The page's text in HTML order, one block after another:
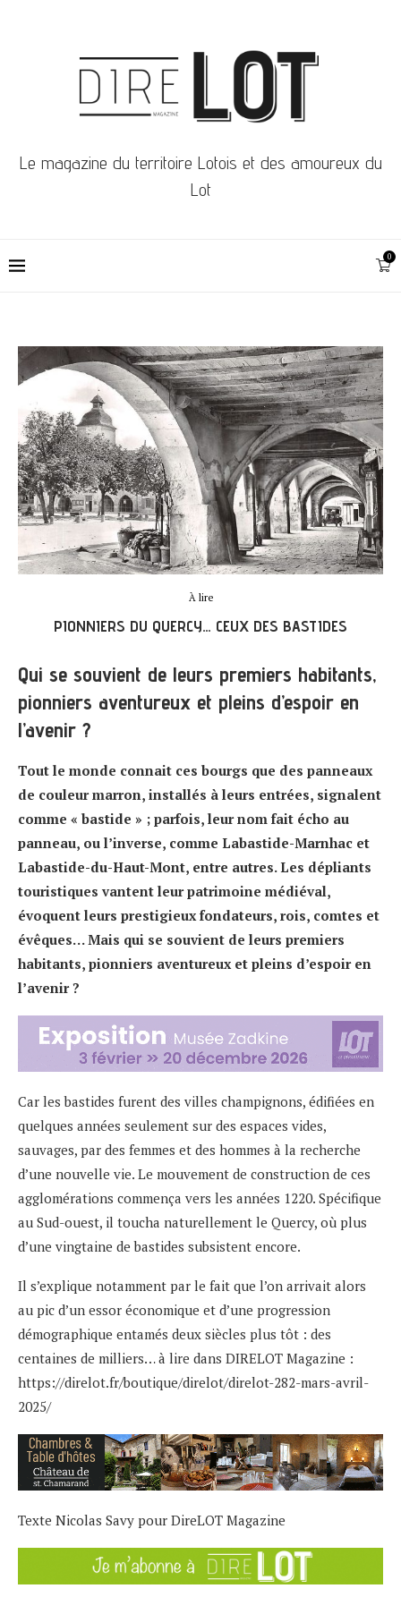
Le magazine du territoire Lotois et des amoureux du
Lot
0
À lire
PIONNIERS DU QUERCY… CEUX DES BASTIDES
Qui se souvient de leurs premiers habitants,
pionniers aventureux et pleins d’espoir en
l’avenir ?
Tout le monde connait ces bourgs que des panneaux
de couleur marron, installés à leurs entrées, signalent
comme « bastide » ; parfois, leur nom fait écho au
panneau, ou l’inverse, comme Labastide-Marnhac et
Labastide-du-Haut-Mont, entre autres. Les dépliants
touristiques vantent leur patrimoine médiéval,
évoquent leurs prestigieux fondateurs, rois, comtes et
évêques… Mais qui se souvient de leurs premiers
habitants, pionniers aventureux et pleins d’espoir en
l’avenir ?
Car les bastides furent des villes champignons, édifiées en
quelques années seulement sur des espaces vides,
sauvages, par des femmes et des hommes à la recherche
d’une nouvelle vie. Le mouvement de construction de ces
agglomérations commença vers les années 1220. Spécifique
au Sud-ouest, il toucha naturellement le Quercy, où plus
d’une vingtaine de bastides subsistent encore.
Il s’explique notamment par le fait que l’on arrivait alors
au pic d’un essor économique et d’une progression
démographique entamés deux siècles plus tôt : des
centaines de milliers… à lire dans DIRELOT Magazine :
https://direlot.fr/boutique/direlot/direlot-282-mars-avril-
2025/
Texte Nicolas Savy pour DireLOT Magazine